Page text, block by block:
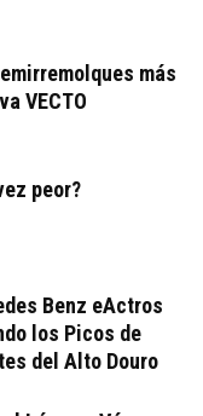
más
VECTO
peor?
Benz eActros
los Picos de
del Alto Douro